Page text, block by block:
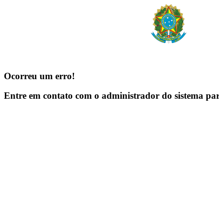
Ocorreu um erro!
Entre em contato com o administrador do sistema